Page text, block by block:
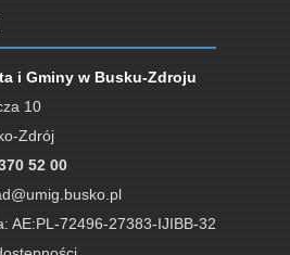
i Gminy w Busku-Zdroju
10
Zdrój
52 00
AE:PL-72496-27383-IJIBB-32